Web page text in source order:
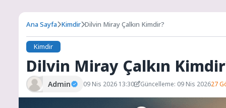
Ana Sayfa Kimdir Dilvin Miray Çalkın Kimdir?
Kimdir
Dilvin Miray Çalkın
Admin 09 Nis 2026 13:30 Güncelleme: 09 Nis 202627